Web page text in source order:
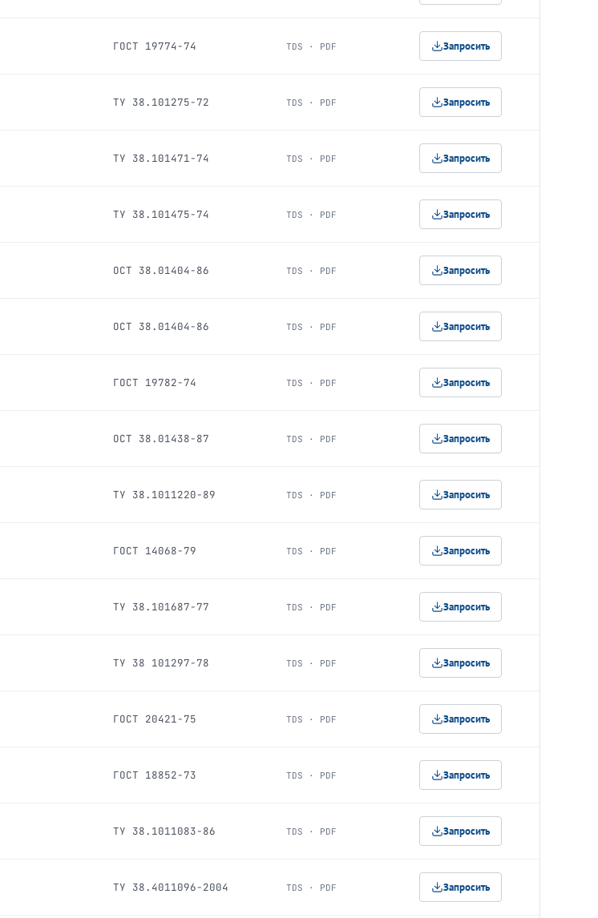
ГОСТ 19774-74 TDS · PDF Запросить
ТУ 38.101275-72 TDS · PDF Запросить
ТУ 38.101471-74 TDS · PDF Запросить
ТУ 38.101475-74 TDS · PDF Запросить
ОСТ 38.01404-86 TDS · PDF Запросить
ОСТ 38.01404-86 TDS · PDF Запросить
ГОСТ 19782-74 TDS · PDF Запросить
ОСТ 38.01438-87 TDS · PDF Запросить
ТУ 38.1011220-89 TDS · PDF Запросить
ГОСТ 14068-79 TDS · PDF Запросить
ТУ 38.101687-77 TDS · PDF Запросить
ТУ 38 101297-78 TDS · PDF Запросить
ГОСТ 20421-75 TDS · PDF Запросить
ГОСТ 18852-73 TDS · PDF Запросить
ТУ 38.1011083-86 TDS · PDF Запросить
ТУ 38.4011096-2004 TDS · PDF Запросить